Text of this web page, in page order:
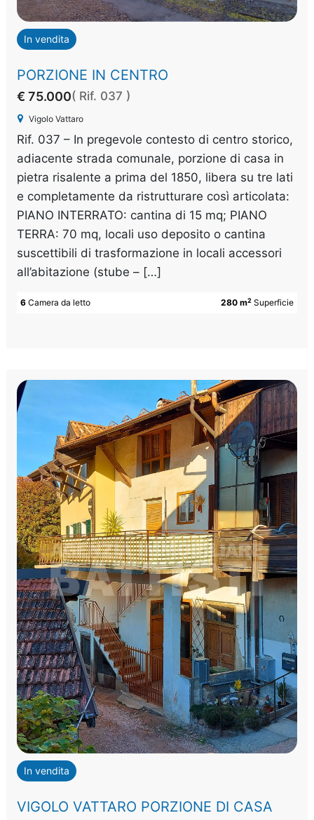
In vendita
PORZIONE IN CENTRO
€ 75.000( Rif. 037 )
Vigolo Vattaro
Rif. 037 – In pregevole contesto di centro storico,
adiacente strada comunale, porzione di casa in
pietra risalente a prima del 1850, libera su tre lati
e completamente da ristrutturare così articolata:
PIANO INTERRATO: cantina di 15 mq; PIANO
TERRA: 70 mq, locali uso deposito o cantina
suscettibili di trasformazione in locali accessori
all’abitazione (stube – […]
280 m2 Superficie
6 Camera da letto
In vendita
VIGOLO VATTARO PORZIONE DI CASA